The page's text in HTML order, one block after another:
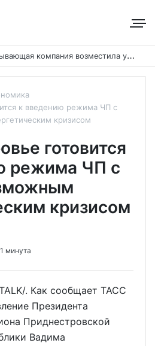
Н
а Кубани золотодобывающая компания возместила ущерб рекам на сумму почти 28 млн рублей
к введению режима ЧП с
кризисом
готовится
режима ЧП с
кризисом
1 минута
. Как сообщает ТАСС
Президента
Приднестровской
Вадима